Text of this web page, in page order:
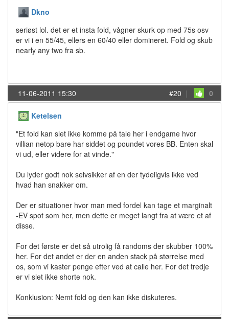
Dkno
seriøst lol. det er et insta fold, vågner skurk op med 75s osv
er vi i en 55/45, ellers en 60/40 eller domineret. Fold og skub
nearly any two fra sb.
11-06-2011 15:30 #20 | 0
Ketelsen
"Et fold kan slet ikke komme på tale her i endgame hvor
villian netop bare har siddet og poundet vores BB. Enten skal
vi ud, eller videre for at vinde."
Du lyder godt nok selvsikker af en der tydeligvis ikke ved
hvad han snakker om.
Der er situationer hvor man med fordel kan tage et marginalt
-EV spot som her, men dette er meget langt fra at være et af
disse.
For det første er det så utrolig få randoms der skubber 100%
her. For det andet er der en anden stack på størrelse med
os, som vi kaster penge efter ved at calle her. For det tredje
er vi slet ikke shorte nok.
Konklusion: Nemt fold og den kan ikke diskuteres.